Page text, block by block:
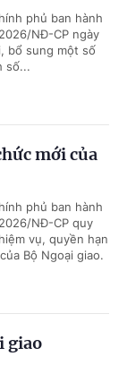
phủ ban hành
NĐ-CP ngày
bổ sung một số
số...
mới của
phủ ban hành
NĐ-CP quy
vụ, quyền hạn
Bộ Ngoại giao.
giao